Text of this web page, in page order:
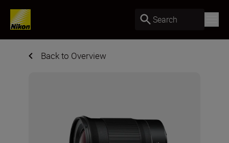
Search
Back to Overview